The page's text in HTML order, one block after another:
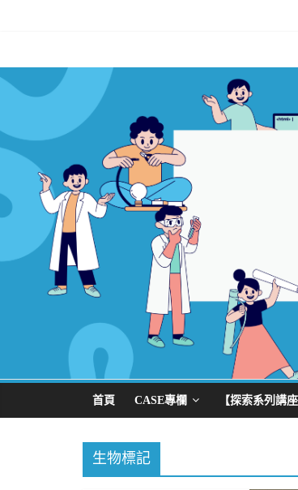
首頁 CASE專欄 【探索系列講座
生物標記